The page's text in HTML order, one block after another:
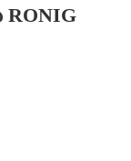
RONIG